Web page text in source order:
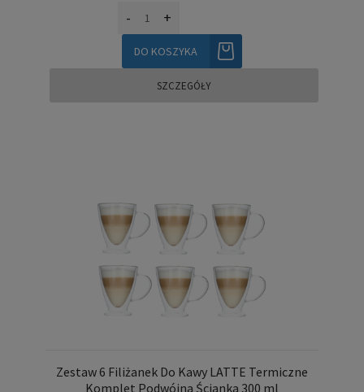
- +
DO KOSZYKA
SZCZEGÓŁY
Zestaw 6 Filiżanek Do Kawy LATTE Termiczne
Komplet Podwójna Ścianka 300 ml